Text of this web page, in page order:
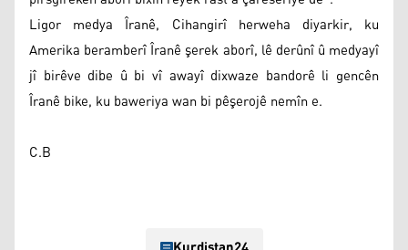
Ligor medya Îranê, Cihangirî herweha diyarkir, ku
Amerika beramberî Îranê şerek aborî, lê derûnî û medyayî
jî birêve dibe û bi vî awayî dixwaze bandorê li gencên
Îranê bike, ku baweriya wan bi pêşerojê nemîn e.
C.B